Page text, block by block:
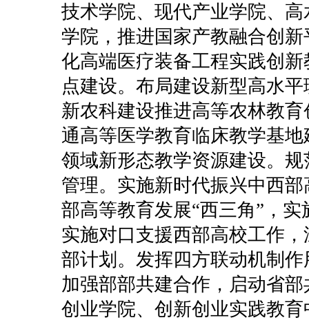
技术学院、现代产业学院、
学院，推进国家产教融合创
化高端医疗装备工程实践创
点建设。布局建设新型高水
新农科建设推进高等农林教
通高等医学教育临床教学基
领域新形态教学资源建设。
管理。实施新时代振兴中西
部高等教育发展“西三角”，
实施对口支援西部高校工作
部计划。发挥四方联动机制
加强部部共建合作，启动省
创业学院、创新创业实践教